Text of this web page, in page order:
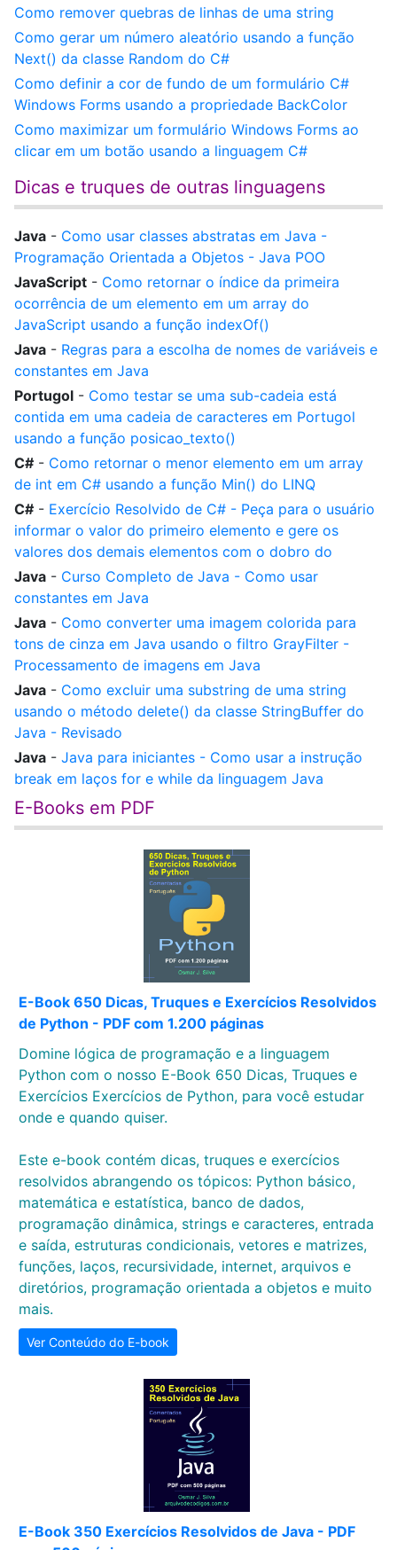
Como remover quebras de linhas de uma string
Como gerar um número aleatório usando a função
Next() da classe Random do C#
Como definir a cor de fundo de um formulário C#
Windows Forms usando a propriedade BackColor
Como maximizar um formulário Windows Forms ao
clicar em um botão usando a linguagem C#
Dicas e truques de outras linguagens
Java - Como usar classes abstratas em Java -
Programação Orientada a Objetos - Java POO
JavaScript - Como retornar o índice da primeira
ocorrência de um elemento em um array do
JavaScript usando a função indexOf()
Java - Regras para a escolha de nomes de variáveis e
constantes em Java
Portugol - Como testar se uma sub-cadeia está
contida em uma cadeia de caracteres em Portugol
usando a função posicao_texto()
C# - Como retornar o menor elemento em um array
de int em C# usando a função Min() do LINQ
C# - Exercício Resolvido de C# - Peça para o usuário
informar o valor do primeiro elemento e gere os
valores dos demais elementos com o dobro do
Java - Curso Completo de Java - Como usar
constantes em Java
Java - Como converter uma imagem colorida para
tons de cinza em Java usando o filtro GrayFilter -
Processamento de imagens em Java
Java - Como excluir uma substring de uma string
usando o método delete() da classe StringBuffer do
Java - Revisado
Java - Java para iniciantes - Como usar a instrução
break em laços for e while da linguagem Java
E-Books em PDF
E-Book 650 Dicas, Truques e Exercícios Resolvidos
de Python - PDF com 1.200 páginas
Domine lógica de programação e a linguagem
Python com o nosso E-Book 650 Dicas, Truques e
Exercícios Exercícios de Python, para você estudar
onde e quando quiser.
Este e-book contém dicas, truques e exercícios
resolvidos abrangendo os tópicos: Python básico,
matemática e estatística, banco de dados,
programação dinâmica, strings e caracteres, entrada
e saída, estruturas condicionais, vetores e matrizes,
funções, laços, recursividade, internet, arquivos e
diretórios, programação orientada a objetos e muito
mais.
Ver Conteúdo do E-book
E-Book 350 Exercícios Resolvidos de Java - PDF